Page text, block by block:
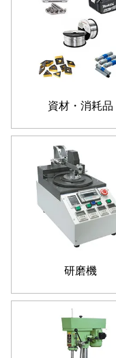
資材・消耗品
研磨機